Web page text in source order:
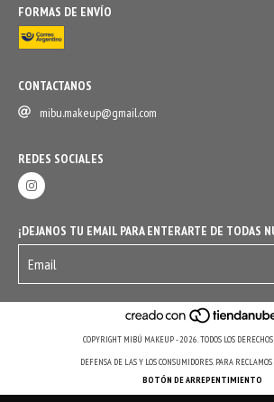
FORMAS DE ENVÍO
CONTACTANOS
mibu.makeup@gmail.com
REDES SOCIALES
¡DEJANOS TU EMAIL PARA ENTERARTE DE TODAS
COPYRIGHT MIBÚ MAKEUP - 2026. TODOS LOS
DEFENSA DE LAS Y LOS CONSUMIDORES. PARA RECLAMOS
BOTÓN DE ARREPENTIMIENTO